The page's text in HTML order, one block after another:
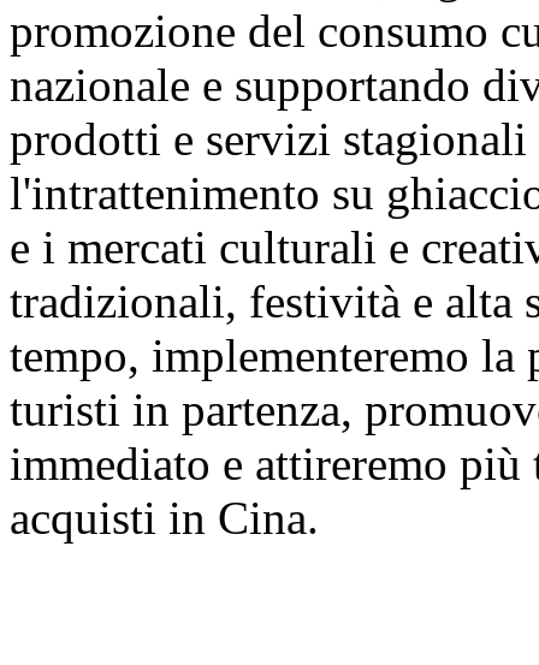
promozione del consumo
nazionale e supportando
prodotti e servizi
l'intrattenimento su
e i mercati culturali e
tradizionali, festività e alta
tempo, implementeremo
turisti in partenza,
immediato e attireremo
acquisti in Cina.